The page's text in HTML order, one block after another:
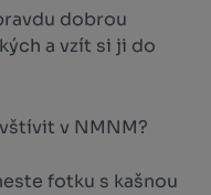
dobrou
a vzít si ji do
v NMNM?
fotku s kašnou